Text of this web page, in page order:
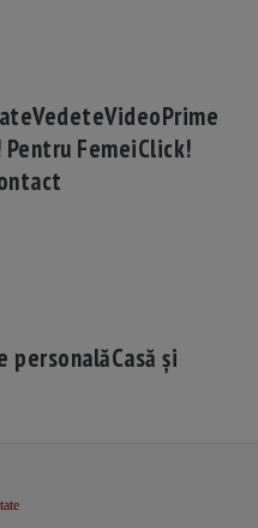
VedeteVideoPrime
Pentru FemeiClick!
personalăCasă și